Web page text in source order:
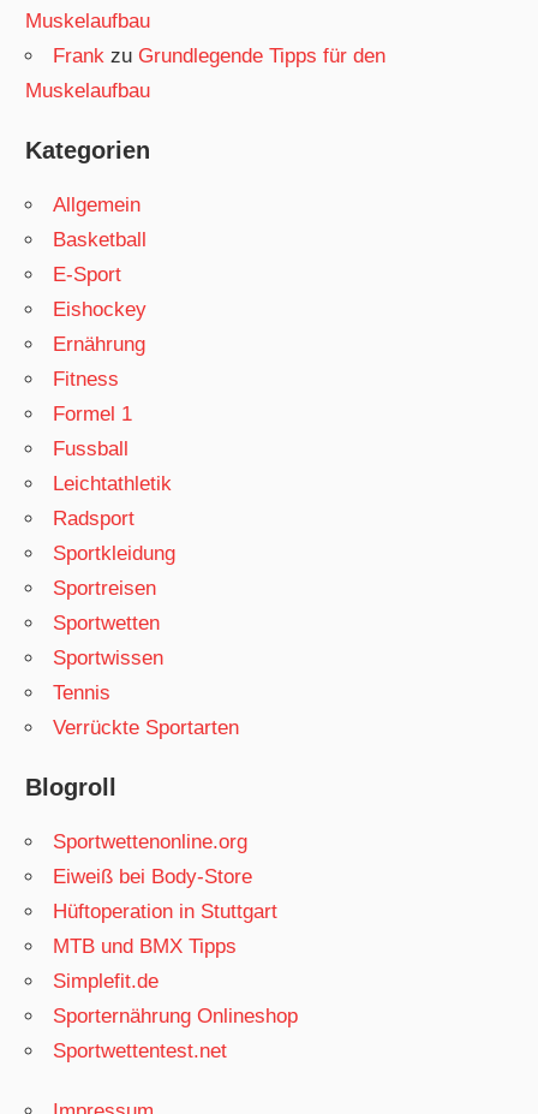
Muskelaufbau
Frank zu Grundlegende Tipps für den
Muskelaufbau
Kategorien
Allgemein
Basketball
E-Sport
Eishockey
Ernährung
Fitness
Formel 1
Fussball
Leichtathletik
Radsport
Sportkleidung
Sportreisen
Sportwetten
Sportwissen
Tennis
Verrückte Sportarten
Blogroll
Sportwettenonline.org
Eiweiß bei Body-Store
Hüftoperation in Stuttgart
MTB und BMX Tipps
Simplefit.de
Sporternährung Onlineshop
Sportwettentest.net